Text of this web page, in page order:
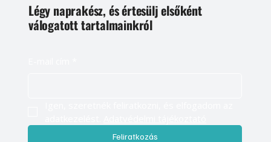
Légy naprakész, és értesülj elsőként
válogatott tartalmainkról
Feliratkozás